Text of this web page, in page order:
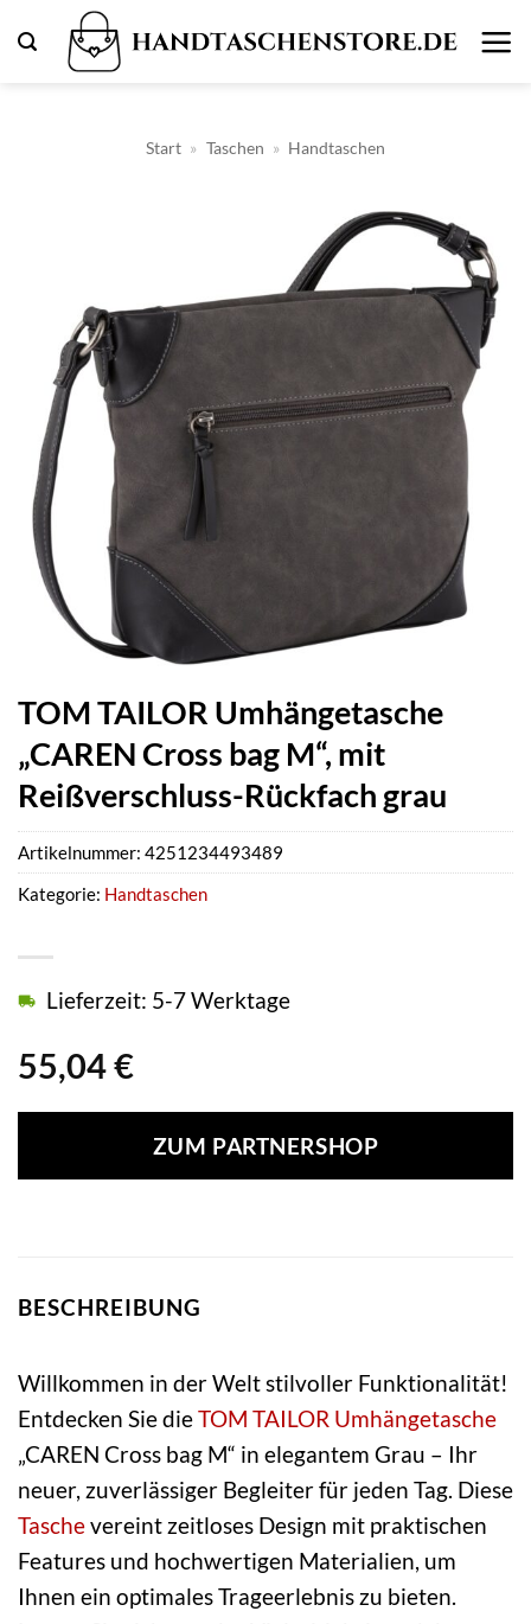
Inhalt
Start » Taschen » Handtaschen
TOM TAILOR Umhängetasche
„CAREN Cross bag M“, mit
Reißverschluss-Rückfach grau
55,04€
Lieferzeit: 5-7 Werktage
ZUM PARTNERSHOP
Artikelnummer: 4251234493489
Kategorie: Handtaschen
BESCHREIBUNG
Willkommen in der Welt stilvoller Funktionalität!
Entdecken Sie dieTOM TAILOR Umhängetasche
„CAREN Cross bag M“ in elegantem Grau – Ihr
neuer, zuverlässiger Begleiter für jeden Tag. Diese
Taschevereint zeitloses Design mit praktischen
Features und hochwertigen Materialien, um
Ihnen ein optimales Trageerlebnis zu bieten.